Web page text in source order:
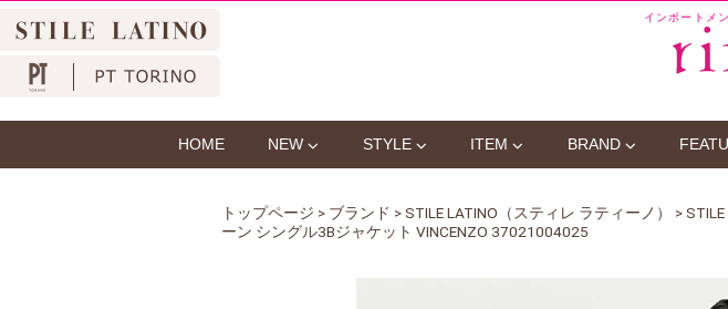
インポートメ
HOME NEW STYLE ITEM BRAND
トップページ > ブランド >STILE LATINO（スティレ ラティーノ）
>
ーン シングル3Bジャケット VINCENZO 37021004025